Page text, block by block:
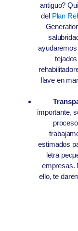
antiguo?
del Plan
llave en
importante,
estimados
letra
empresas.
ello, te